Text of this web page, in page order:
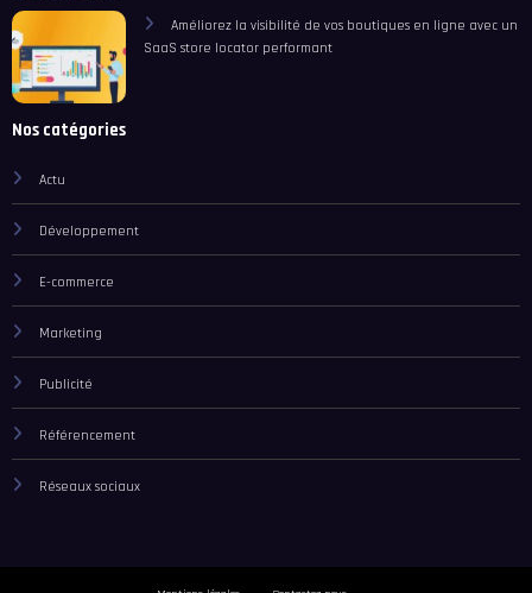
Améliorez la visibilité de vos boutiques en ligne avec un
SaaS store locator performant
Nos catégories
Actu
Développement
E-commerce
Marketing
Publicité
Référencement
Réseaux sociaux